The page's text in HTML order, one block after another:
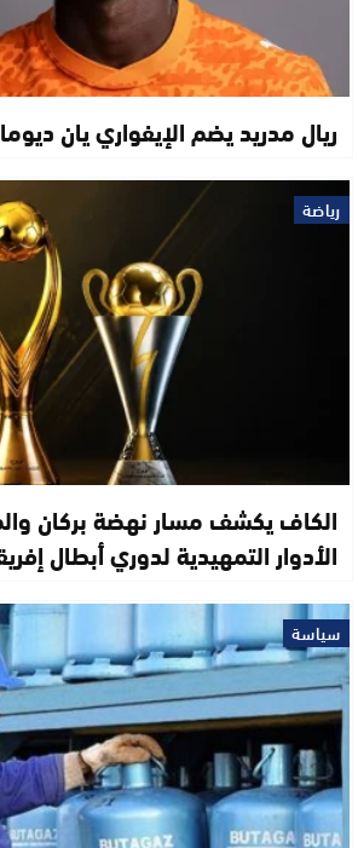
ريال مدريد يضم الإيفواري يان
رياضة
الكاف يكشف مسار نهضة بركان
الأدوار التمهيدية لدوري أبطال
سياسة